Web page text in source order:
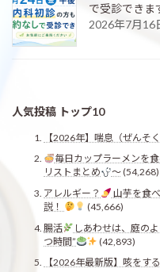
で受診できま
2026年7月16
人気投稿 トップ10
【2026年】喘息（ぜん
毎日カップラーメンを
リストまとめ
〜(54,268)
アレルギー？
山芋を食
説！
(45,666)
腸活
しあわせは、庭の
つ時間”
(42,893)
【2026年最新版】咳をす